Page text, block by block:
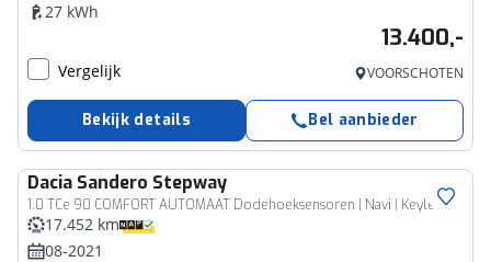
27 kWh
13.400,-
Vergelijk VOORSCHOTEN
Bekijk details Bel aanbieder
Dacia Sandero Stepway
1.0 TCe 90 COMFORT AUTOMAAT Dodehoeksensoren | Navi | Keyless
17.452 km
08-2021